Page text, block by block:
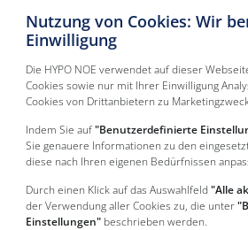
Nutzung von Cookies: Wir
Einwilligung
Die HYPO NOE verwendet auf dieser
Cookies sowie nur mit Ihrer Einwilligung
Cookies von Drittanbietern zu
Indem Sie auf"Benutzerdefinierte
Sie genauere Informationen zu den
diese nach Ihren eigenen Bedürfnissen
Durch einen Klick auf das Auswahlfeld "Alle
der Verwendung aller Cookies zu, die unter
Einstellungen" beschrieben werden.